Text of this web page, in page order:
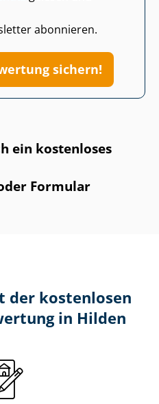
ein kostenloses
Formular
abonnieren.
sichern!
der kostenlosen
in Hilden